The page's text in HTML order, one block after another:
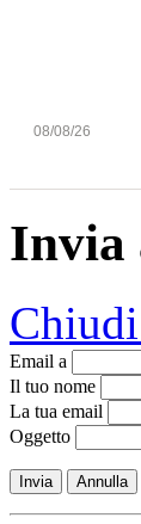
08/08/26
Invia
Email a
Il tuo nome
La tua email
Oggetto
Invia Annulla